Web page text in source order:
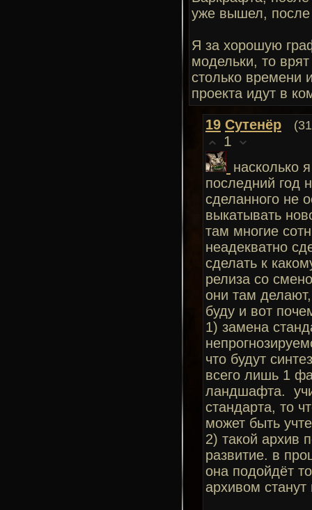
уже вышел, после
Я за хорошую
модельки, то
столько времени
проекта идут в
19 Сутенёр
1
насколько
последний год
сделанного не
выкатывать
там многие
неадекватно
сделать к
релиза со
они там
буду и вот
1) замена
что будут
всего лишь 1
ландшафта.
стандарта, то
может быть
2) такой архив
развитие. в
она подойдёт
архивом